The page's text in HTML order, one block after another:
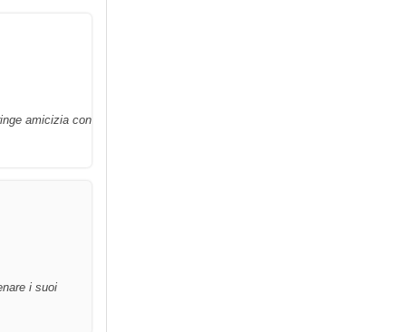
amicizia con
i suoi